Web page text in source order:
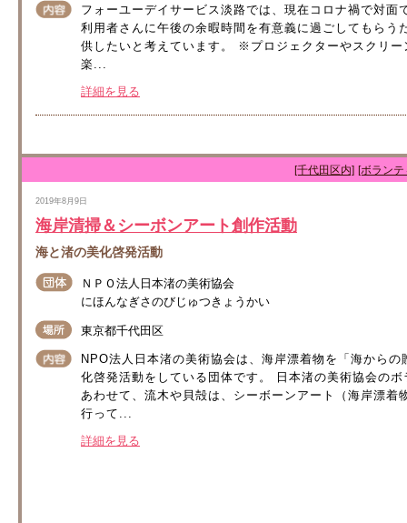
フォーユーデイサービス淡路では、現在コロナ禍で対
利用者さんに午後の余暇時間を有意義に過ごしてもら
供したいと考えています。 ※プロジェクターやスクリ
楽...
詳細を見る
[千代田区内] [ボラン
2019年8月9日
海岸清掃＆シーボンアート創作活動
海と渚の美化啓発活動
ＮＰＯ法人日本渚の美術協会
にほんなぎさのびじゅつきょうかい
東京都千代田区
NPO法人日本渚の美術協会は、海岸漂着物を「海から
化啓発活動をしている団体です。 日本渚の美術協会の
あわせて、流木や貝殻は、シーボーンアート（海岸漂
行って...
詳細を見る